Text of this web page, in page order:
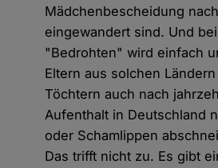
Mädchenbescheidung
eingewandert sind. Und
"Bedrohten" wird einfach
Eltern aus solchen
Töchtern auch nach
Aufenthalt in Deutschland
oder Schamlippen
Das trifft nicht zu. Es gibt